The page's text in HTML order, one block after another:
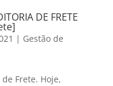
DE FRETE
| Gestão de
Frete. Hoje,